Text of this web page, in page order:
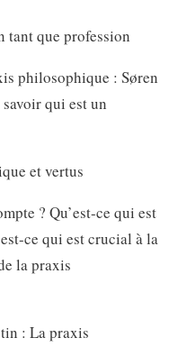
tant que profession
philosophique : Søren
qui est un
et vertus
? Qu’est-ce qui est
ce qui est crucial à la
la praxis
: La praxis